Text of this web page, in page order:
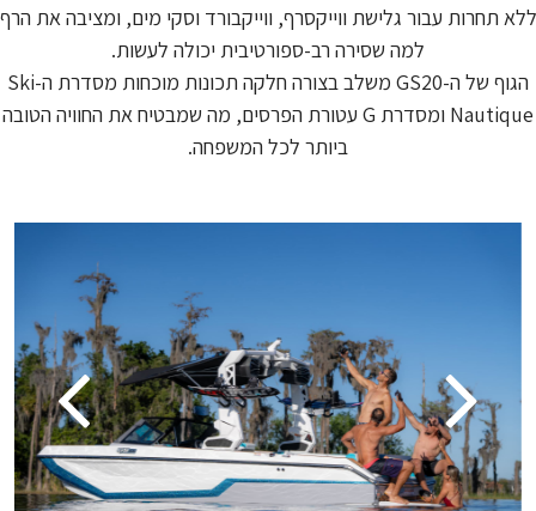
ללא תחרות עבור גלישת ווייקסרף, ווייקבורד וסקי מים, ומציבה את הרף
למה שסירה רב-ספורטיבית יכולה לעשות.
הגוף של ה-GS20 משלב בצורה חלקה תכונות מוכחות מסדרת ה-Ski
Nautique ומסדרת G עטורת הפרסים, מה שמבטיח את החוויה הטובה
ביותר לכל המשפחה.